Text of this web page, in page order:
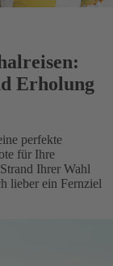
Erholung
perfekte
für Ihre
Ihrer Wahl
lieber ein Fernziel